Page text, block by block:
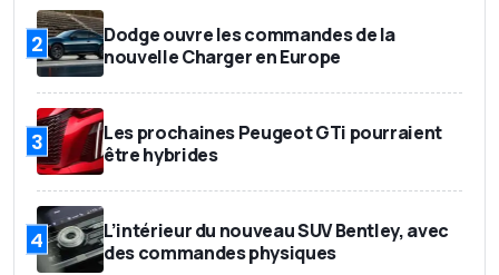
2
Dodge ouvre les commandes de la
nouvelle Charger en Europe
3
Les prochaines Peugeot GTi pourraient
être hybrides
4
L’intérieur du nouveau SUV Bentley, avec
des commandes physiques